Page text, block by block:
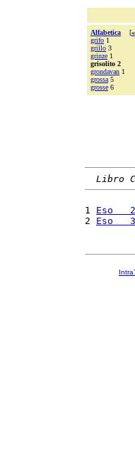
Alfabetica [«
grifo 1
grillo 3
grinze 1
grisolito 2
grondavan 1
grossa 5
grosse 6
Libro
1 Eso
2 Eso